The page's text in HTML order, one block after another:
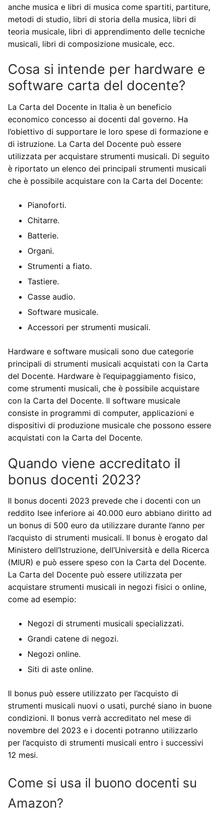
anche musica e libri di musica come spartiti, partiture,
metodi di studio, libri di storia della musica, libri di
teoria musicale, libri di apprendimento delle tecniche
musicali, libri di composizione musicale, ecc.
Cosa si intende per hardware e
software carta del docente?
La Carta del Docente in Italia è un beneficio
economico concesso ai docenti dal governo. Ha
l’obiettivo di supportare le loro spese di formazione e
di istruzione. La Carta del Docente può essere
utilizzata per acquistare strumenti musicali. Di seguito
è riportato un elenco dei principali strumenti musicali
che è possibile acquistare con la Carta del Docente:
Pianoforti.
Chitarre.
Batterie.
Organi.
Strumenti a fiato.
Tastiere.
Casse audio.
Software musicale.
Accessori per strumenti musicali.
Hardware e software musicali sono due categorie
principali di strumenti musicali acquistati con la Carta
del Docente. Hardware è l’equipaggiamento fisico,
come strumenti musicali, che è possibile acquistare
con la Carta del Docente. Il software musicale
consiste in programmi di computer, applicazioni e
dispositivi di produzione musicale che possono essere
acquistati con la Carta del Docente.
Quando viene accreditato il
bonus docenti 2023?
Il bonus docenti 2023 prevede che i docenti con un
reddito Isee inferiore ai 40.000 euro abbiano diritto ad
un bonus di 500 euro da utilizzare durante l’anno per
l’acquisto di strumenti musicali. Il bonus è erogato dal
Ministero dell’Istruzione, dell’Università e della Ricerca
(MIUR) e può essere speso con la Carta del Docente.
La Carta del Docente può essere utilizzata per
acquistare strumenti musicali in negozi fisici o online,
come ad esempio:
Negozi di strumenti musicali specializzati.
Grandi catene di negozi.
Negozi online.
Siti di aste online.
Il bonus può essere utilizzato per l’acquisto di
strumenti musicali nuovi o usati, purché siano in buone
condizioni. Il bonus verrà accreditato nel mese di
novembre del 2023 e i docenti potranno utilizzarlo
per l’acquisto di strumenti musicali entro i successivi
12 mesi.
Come si usa il buono docenti su
Amazon?